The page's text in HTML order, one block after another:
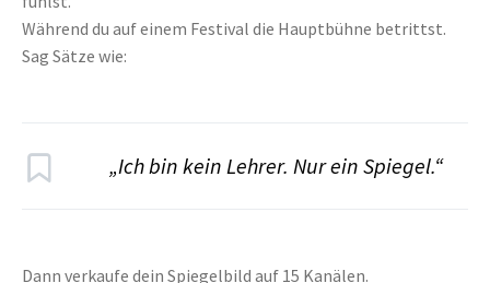
Während du auf einem Festival die Hauptbühne betrittst.
Sag Sätze wie:
„Ich bin kein Lehrer. Nur ein Spiegel.“
Dann verkaufe dein Spiegelbild auf 15 Kanälen.